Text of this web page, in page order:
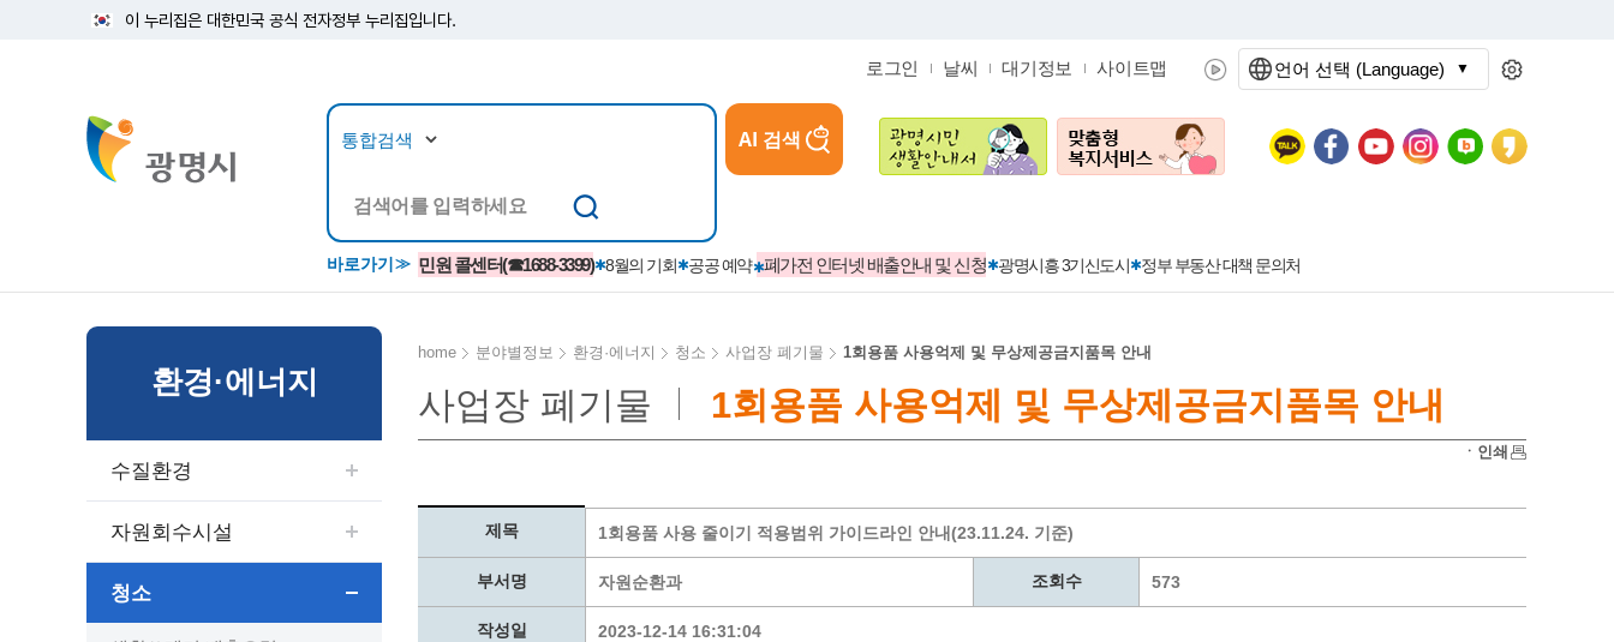
이 누리집은 대한민국 공식 전자정부 누리집입니다.
로그인 날씨 대기정보 사이트맵
AI 검색
바로가기 민원 콜센터(☎1688-3399) 8월의 기회 공공 예약 폐가전 인터넷 배출안내 및 신청 광명시흥 3기신도시 정부 부동산 대책 문의처
뉴스/정보공개
고시/공고/입법예고
행사ㆍ축제
보도자료
보도자료(2021.4월이전)
소식지/카카오톡플러스친구
반상회보
시정자료실
법무행정
위반업소공개
위원회 자료공개
공공데이터개방
정보공개현황
지방공기업
민원/참여
종합민원실 안내도
종합민원상담센터
민원상담전화
어디서나 민원
민원조정제도
사전심사청구제
민원1회 방문 처리제
사회취약계층 전용상담창구
폐업신고 간소화서비스
설치현황
발급 받을 수 있는 증명
민원접수
정부24
민원서비스 종합평가 결과
지역경제활성화/교육/일자리
교육정보
평생학습원
(재)경기도민회장학회 장학금
교복지원금 신청
청년 아르바이트 신청
취업지원 프로그램 운영 현황
문화관광
단원소개
예술/공연단체
착한가격지정업소란?
착한가격지정업소
환경·에너지
수질환경
자원회수시설
청소
home 분야별정보 환경·에너지 청소 사업장 폐기물 1회용품 사용억제 및 무상제공금지품목 안내
사업장 폐기물 1회용품 사용억제 및 무상제공금지품목 안내
ㆍ인쇄
제목 1회용품 사용 줄이기 적용범위 가이드라인 안내(23.11.24. 기준)
부서명 자원순환과 조회수 573
작성일 2023-12-14 16:31:04
언어 선택 (Language)